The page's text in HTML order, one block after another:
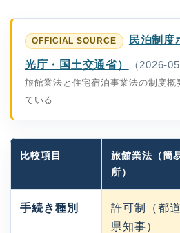
民泊制度
光庁・国土交通省）
（2026-
旅館業法と住宅宿泊事業法の制度
ている
比較項目
旅館業法（簡
所）
手続き種別
許可制（都
県知事）